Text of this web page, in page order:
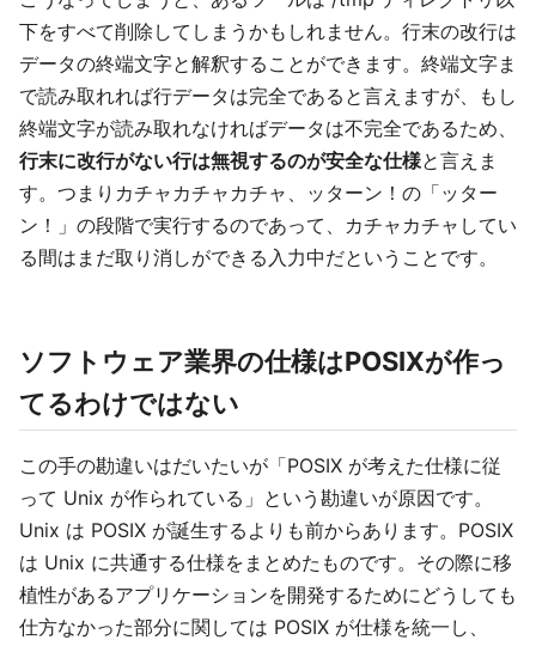
下をすべて削除してしまうかもしれません。行末の改行は
データの終端文字と解釈することができます。終端文字ま
で読み取れれば行データは完全であると言えますが、もし
終端文字が読み取れなければデータは不完全であるため、
行末に改行がない行は無視するのが安全な仕様と言えま
す。つまりカチャカチャカチャ、ッターン！の「ッター
ン！」の段階で実行するのであって、カチャカチャしてい
る間はまだ取り消しができる入力中だということです。
ソフトウェア業界の仕様はPOSIXが作っ
てるわけではない
この手の勘違いはだいたいが「POSIX が考えた仕様に従
って Unix が作られている」という勘違いが原因です。
Unix は POSIX が誕生するよりも前からあります。POSIX
は Unix に共通する仕様をまとめたものです。その際に移
植性があるアプリケーションを開発するためにどうしても
仕方なかった部分に関しては POSIX が仕様を統一し、